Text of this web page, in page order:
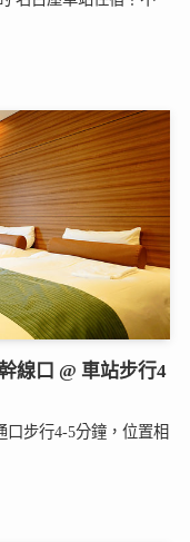
線口 @ 車站步行4
口步行4-5分鐘，位置相